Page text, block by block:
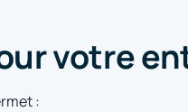
votre
: